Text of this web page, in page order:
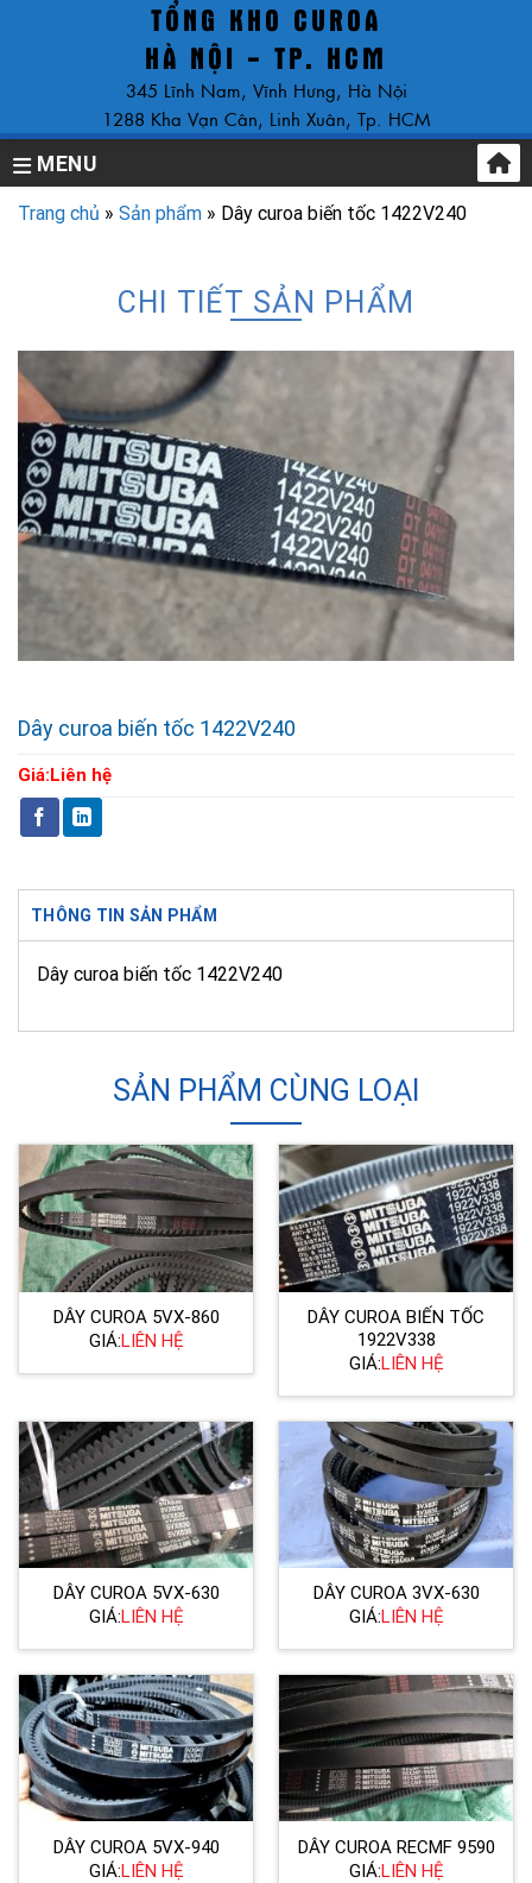
TỔNG KHO CUROA
HÀ NỘI - TP. HCM
345 Lĩnh Nam, Vĩnh Hưng, Hà Nội
1288 Kha Vạn Cân, Linh Xuân, Tp. HCM
MENU
Trang chủ » Sản phẩm » Dây curoa biến tốc 1422V240
CHI TIẾT SẢN PHẨM
Dây curoa biến tốc 1422V240
Giá: Liên hệ
THÔNG TIN SẢN PHẨM
Dây curoa biến tốc 1422V240
SẢN PHẨM CÙNG LOẠI
DÂY CUROA 5VX-860
GIÁ:LIÊN HỆ
DÂY CUROA BIẾN TỐC
1922V338
GIÁ:LIÊN HỆ
DÂY CUROA 5VX-630
GIÁ:LIÊN HỆ
DÂY CUROA 3VX-630
GIÁ:LIÊN HỆ
DÂY CUROA 5VX-940
GIÁ:LIÊN HỆ
DÂY CUROA RECMF 9590
GIÁ:LIÊN HỆ